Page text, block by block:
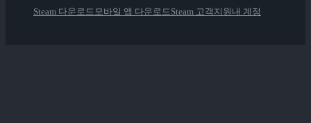
Steam 다운로드모바일 앱 다운로드Steam 고객지원 내 계정